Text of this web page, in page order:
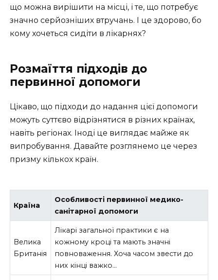
що можна вирішити на місці, і те, що потребує
значно серйозніших втручань. І це здорово, бо
кому хочеться сидіти в лікарнях?
Розмаїття підходів до
первинної допомоги
Цікаво, що підходи до надання цієї допомоги
можуть суттєво відрізнятися в різних країнах,
навіть регіонах. Іноді це виглядає майже як
випробування. Давайте розглянемо це через
призму кількох країн.
Країна
Особливості первинної медико-
санітарної допомоги
Велика
Британія
Лікарі загальної практики є на
кожному кроці та мають значні
повноваження. Хоча часом звести до
них кінці важко…